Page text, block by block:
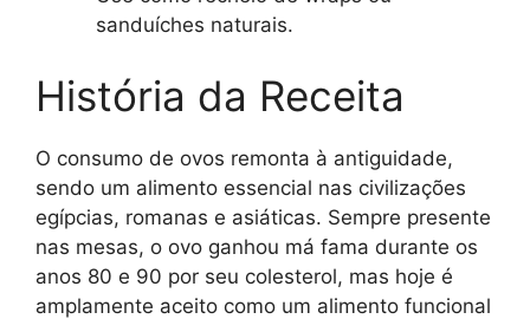
sanduíches naturais.
História da Receita
O consumo de ovos remonta à antiguidade,
sendo um alimento essencial nas civilizações
egípcias, romanas e asiáticas. Sempre presente
nas mesas, o ovo ganhou má fama durante os
anos 80 e 90 por seu colesterol, mas hoje é
amplamente aceito como um alimento funcional